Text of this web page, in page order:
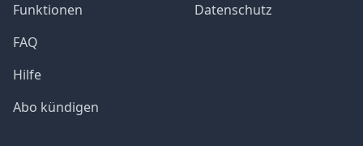
Funktionen
FAQ
Hilfe
Abo kündigen
Datenschutz